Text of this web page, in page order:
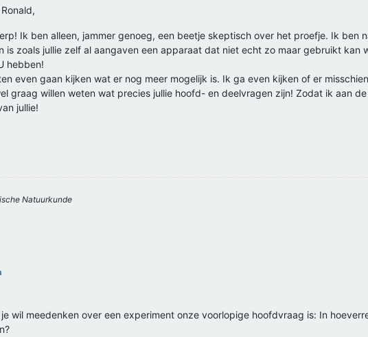
Ik ben alleen, jammer genoeg, een beetje skeptisch over het proefje. Ik ben
is zoals jullie zelf al aangaven een apparaat dat niet echt zo maar gebruikt
hebben!
even gaan kijken wat er nog meer mogelijk is. Ik ga even kijken of er
graag willen weten wat precies jullie hoofd- en deelvragen zijn! Zodat ik aan
jullie!
Natuurkunde
wil meedenken over een experiment onze voorlopige hoofdvraag is: In